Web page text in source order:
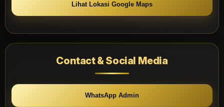
Lihat Lokasi Google Maps
Contact & Social Media
WhatsApp Admin